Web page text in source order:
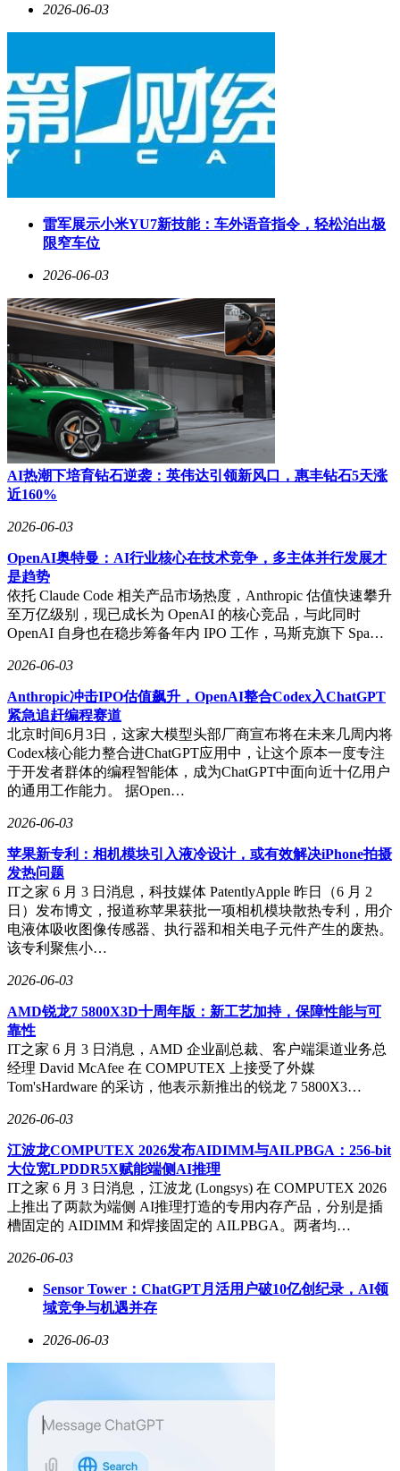
积累深厚经验，福建舰的电磁弹射系统便是这一技术积累的有
力证明。然而，将电磁发射技术从航母甲板延伸至航天发射
火可靠性、轨道精度控制等问题，仍需进一步研究和解决。
2026-06-03
雷军展示小米YU7新技能：车外语音指令，轻松泊出极
限窄车位
2026-06-03
AI热潮下培育钻石逆袭：英伟达引领新风口，惠丰钻石5天涨
近160%
2026-06-03
OpenAI奥特曼：AI行业核心在技术竞争，多主体并行发展才
是趋势
依托 Claude Code 相关产品市场热度，Anthropic 估值快速攀升
至万亿级别，现已成长为 OpenAI 的核心竞品，与此同时
OpenAI 自身也在稳步筹备年内 IPO 工作，马斯克旗下 Spa…
2026-06-03
Anthropic冲击IPO估值飙升，OpenAI整合Codex入ChatGPT
紧急追赶编程赛道
北京时间6月3日，这家大模型头部厂商宣布将在未来几周内将
Codex核心能力整合进ChatGPT应用中，让这个原本一度专注
于开发者群体的编程智能体，成为ChatGPT中面向近十亿用户
的通用工作能力。 据Open…
2026-06-03
苹果新专利：相机模块引入液冷设计，或有效解决iPhone拍摄
发热问题
IT之家 6 月 3 日消息，科技媒体 PatentlyApple 昨日（6 月 2
日）发布博文，报道称苹果获批一项相机模块散热专利，用介
电液体吸收图像传感器、执行器和相关电子元件产生的废热。
该专利聚焦小…
2026-06-03
AMD锐龙7 5800X3D十周年版：新工艺加持，保障性能与可
靠性
IT之家 6 月 3 日消息，AMD 企业副总裁、客户端渠道业务总
经理 David McAfee 在 COMPUTEX 上接受了外媒
Tom'sHardware 的采访，他表示新推出的锐龙 7 5800X3…
2026-06-03
江波龙COMPUTEX 2026发布AIDIMM与AILPBGA：256-bit
大位宽LPDDR5X赋能端侧AI推理
IT之家 6 月 3 日消息，江波龙 (Longsys) 在 COMPUTEX 2026
上推出了两款为端侧 AI推理打造的专用内存产品，分别是插
槽固定的 AIDIMM 和焊接固定的 AILPBGA。两者均…
2026-06-03
Sensor Tower：ChatGPT月活用户破10亿创纪录，AI领
域竞争与机遇并存
2026-06-03